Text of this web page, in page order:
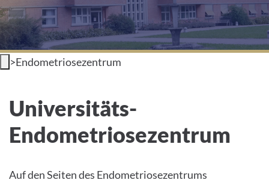
>Endometriosezentrum
Universitäts-Endometriosezentrum
Tübingen
Universitäts-
Endometriosezentrum
Auf den Seiten des Endometriosezentrums